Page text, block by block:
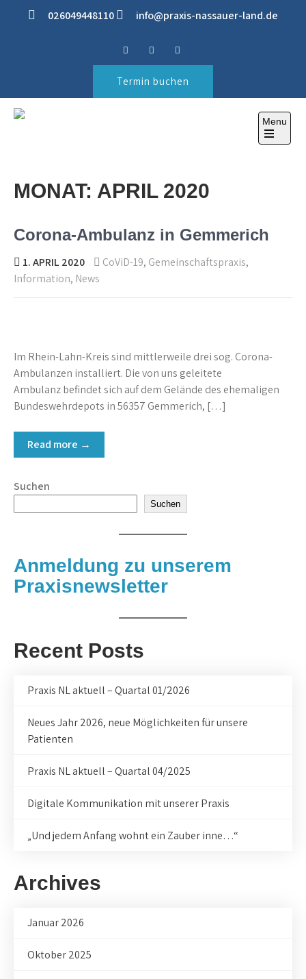
026049448110 info@praxis-nassauer-land.de
Termin buchen
Menu
Open
MONAT: APRIL 2020
Corona-Ambulanz in Gemmerich
1. APRIL 2020 CoViD-19, Gemeinschaftspraxis,
Information, News
Im Rhein-Lahn-Kreis sind mittlerweile drei sog. Corona-
Ambulanzen installiert. Die von uns geleitete
Ambulanz befindet sich auf dem Gelände des ehemaligen
Bundeswehrdepots in 56357 Gemmerich, […]
Read more →
Suchen
Suchen
Anmeldung zu unserem
Praxisnewsletter
Recent Posts
Praxis NL aktuell – Quartal 01/2026
Neues Jahr 2026, neue Möglichkeiten für unsere
Patienten
Praxis NL aktuell – Quartal 04/2025
Digitale Kommunikation mit unserer Praxis
„Und jedem Anfang wohnt ein Zauber inne…“
Archives
Januar 2026
Oktober 2025